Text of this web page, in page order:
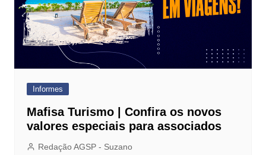
Informes
Mafisa Turismo | Confira os novos
valores especiais para associados
Redação AGSP - Suzano